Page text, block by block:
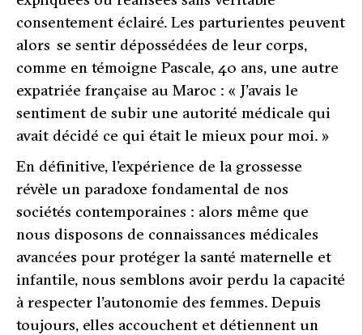
consentement éclairé. Les parturientes peuvent
alors se sentir dépossédées de leur corps,
comme en témoigne Pascale, 40 ans, une autre
expatriée française au Maroc : « J’avais le
sentiment de subir une autorité médicale qui
avait décidé ce qui était le mieux pour moi. »
En définitive, l’expérience de la grossesse
révèle un paradoxe fondamental de nos
sociétés contemporaines : alors même que
nous disposons de connaissances médicales
avancées pour protéger la santé maternelle et
infantile, nous semblons avoir perdu la capacité
à respecter l’autonomie des femmes. Depuis
toujours, elles accouchent et détiennent un